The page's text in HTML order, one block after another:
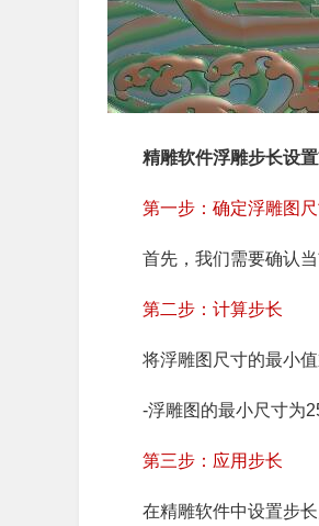
精雕软件浮雕步长设
第一步：确定浮雕图
首先，我们需要确认
第二步：计算步长
将浮雕图尺寸的最小
-浮雕图的最小尺寸为
第三步：应用步长
在精雕软件中设置步